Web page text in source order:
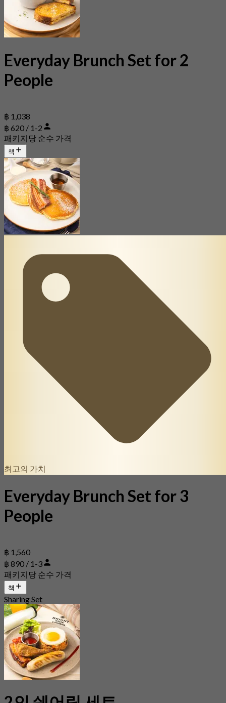
Everyday Brunch Set for 2
People
฿ 1,038
฿ 620 / 1-2
패키지당 순수 가격
책
최고의 가치
Everyday Brunch Set for 3
People
฿ 1,560
฿ 890 / 1-3
패키지당 순수 가격
책
Sharing Set